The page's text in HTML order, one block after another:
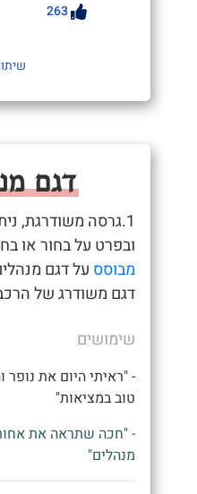
263
דגם
1.גרסה משודרגת,
ובפרט על בחור או
מבוסס על דגם
דגם משודרג של
שימושים
- "ראיתי היום את נופר
טוב במציאות"
- "חכה שתראה את
מנהלים"